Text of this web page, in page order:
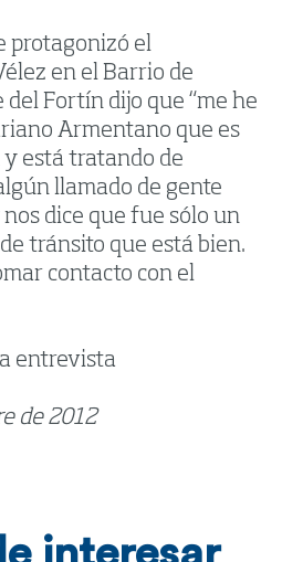
protagonizó el
en el Barrio de
del Fortín dijo que “me he
Armentano que es
está tratando de
llamado de gente
dice que fue sólo un
tránsito que está bien.
contacto con el
entrevista
de 2012